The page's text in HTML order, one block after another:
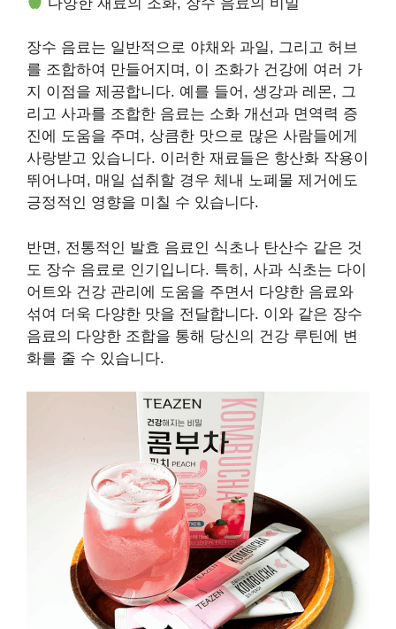
장수 음료는 일반적으로 야채와 과일, 그리고 허브
를 조합하여 만들어지며, 이 조화가 건강에 여러 가
지 이점을 제공합니다. 예를 들어, 생강과 레몬, 그
리고 사과를 조합한 음료는 소화 개선과 면역력 증
진에 도움을 주며, 상큼한 맛으로 많은 사람들에게
사랑받고 있습니다. 이러한 재료들은 항산화 작용이
뛰어나며, 매일 섭취할 경우 체내 노폐물 제거에도
긍정적인 영향을 미칠 수 있습니다.
반면, 전통적인 발효 음료인 식초나 탄산수 같은 것
도 장수 음료로 인기입니다. 특히, 사과 식초는 다이
어트와 건강 관리에 도움을 주면서 다양한 음료와
섞여 더욱 다양한 맛을 전달합니다. 이와 같은 장수
음료의 다양한 조합을 통해 당신의 건강 루틴에 변
화를 줄 수 있습니다.